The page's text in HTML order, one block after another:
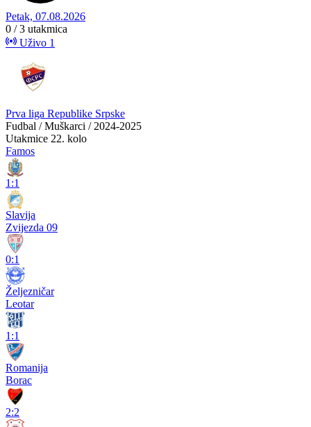
Petak, 07.08.2026
0 / 3 utakmica
Uživo 1
Prva liga Republike Srpske
Fudbal / Muškarci / 2024-2025
Utakmice 22. kolo
Famos
1:1
Slavija
Zvijezda 09
0:1
Željezničar
Leotar
1:1
Romanija
Borac
2:2